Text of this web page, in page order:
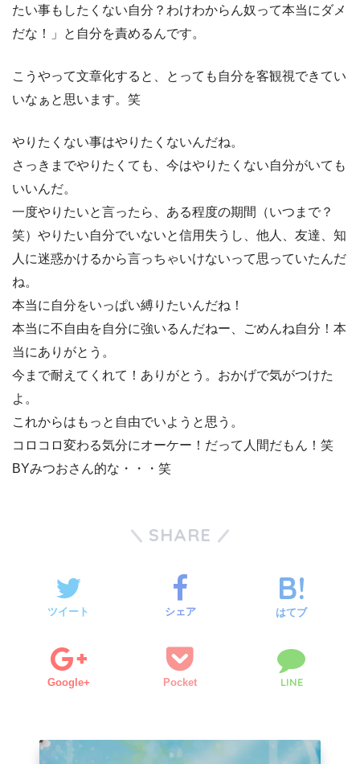
たい事もしたくない自分？わけわからん奴って本当にダメ
だな！」と自分を責めるんです。
こうやって文章化すると、とっても自分を客観視できてい
いなぁと思います。笑
やりたくない事はやりたくないんだね。
さっきまでやりたくても、今はやりたくない自分がいても
いいんだ。
一度やりたいと言ったら、ある程度の期間（いつまで？
笑）やりたい自分でいないと信用失うし、他人、友達、知
人に迷惑かけるから言っちゃいけないって思っていたんだ
ね。
本当に自分をいっぱい縛りたいんだね！
本当に不自由を自分に強いるんだねー、ごめんね自分！本
当にありがとう。
今まで耐えてくれて！ありがとう。おかげで気がつけた
よ。
これからはもっと自由でいようと思う。
コロコロ変わる気分にオーケー！だって人間だもん！笑
BYみつおさん的な・・・笑
SHARE
ツイート シェア はてブ
Google+ Pocket LINE